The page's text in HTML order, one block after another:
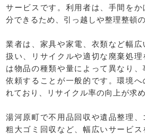
サービスです。利用者は、手間を
分できるため、引っ越しや整理整頓
業者は、家具や家電、衣類など幅広
扱い、リサイクルや適切な廃棄処理
は物品の種類や量によって異なり、
依頼することが一般的です。環境へ
れており、リサイクル率の向上が求
湯河原町で不用品回収や遺品整理
粗大ゴミ回収など、幅広いサービス